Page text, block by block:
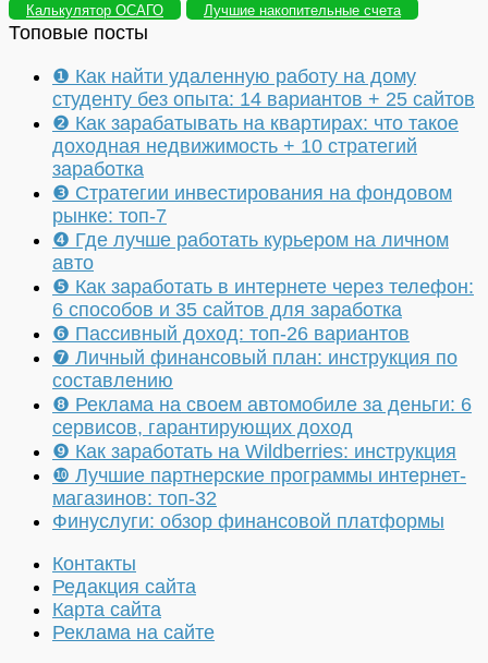
Калькулятор ОСАГО Лучшие накопительные счета
Топовые посты
❶ Как найти удаленную работу на дому
студенту без опыта: 14 вариантов + 25 сайтов
❷ Как зарабатывать на квартирах: что такое
доходная недвижимость + 10 стратегий
заработка
❸ Стратегии инвестирования на фондовом
рынке: топ-7
❹ Где лучше работать курьером на личном
авто
❺ Как заработать в интернете через телефон:
6 способов и 35 сайтов для заработка
❻ Пассивный доход: топ-26 вариантов
❼ Личный финансовый план: инструкция по
составлению
❽ Реклама на своем автомобиле за деньги: 6
сервисов, гарантирующих доход
❾ Как заработать на Wildberries: инструкция
❿ Лучшие партнерские программы интернет-
магазинов: топ-32
Финуслуги: обзор финансовой платформы
Контакты
Редакция сайта
Карта сайта
Реклама на сайте